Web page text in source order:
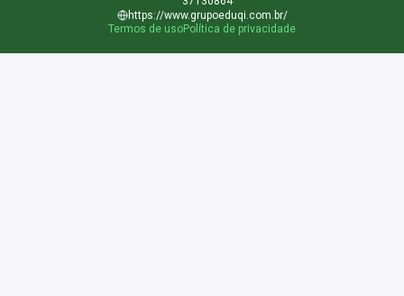
https://www.grupoeduqi.com.br/
Termos de usoPolítica de privacidade